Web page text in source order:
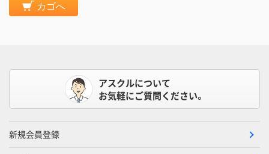
カゴへ
アスクルについて
お気軽にご質問ください。
新規会員登録